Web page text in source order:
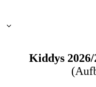
Kiddys 2026/